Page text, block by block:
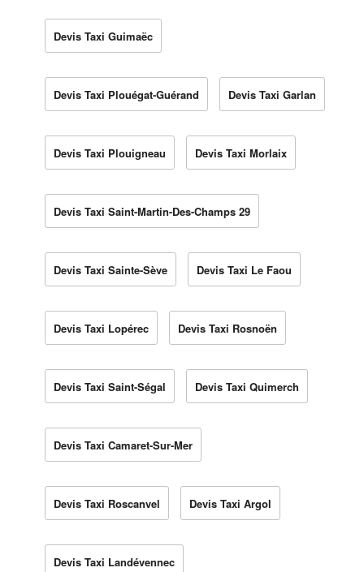
Devis Taxi Guimaëc
Devis Taxi Plouégat-Guérand Devis Taxi Garlan
Devis Taxi Plouigneau Devis Taxi Morlaix
Devis Taxi Saint-Martin-Des-Champs 29
Devis Taxi Sainte-Sève Devis Taxi Le Faou
Devis Taxi Lopérec Devis Taxi Rosnoën
Devis Taxi Saint-Ségal Devis Taxi Quimerch
Devis Taxi Camaret-Sur-Mer
Devis Taxi Roscanvel Devis Taxi Argol
Devis Taxi Landévennec